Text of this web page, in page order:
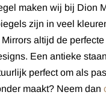
maken wij bij Dion
zijn in veel
altijd de perfecte
Een antieke
perfect om als
maakt? Neem dan